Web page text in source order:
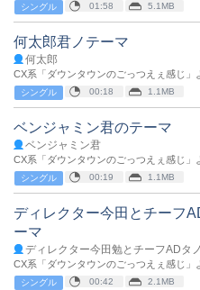
シングル 01:58 5.1MB
何太郎君ノテーマ
何太郎
CX系「ダウンタウンのごっつえぇ感じ」
シングル 00:18 1.1MB
ベンジャミン君のテーマ
ベンジャミン君
CX系「ダウンタウンのごっつえぇ感じ」
シングル 00:19 1.1MB
ディレクター今田とチーフ
ーマ
ディレクター今田勉とチーフADタ
CX系「ダウンタウンのごっつえぇ感じ」
シングル 00:42 2.1MB